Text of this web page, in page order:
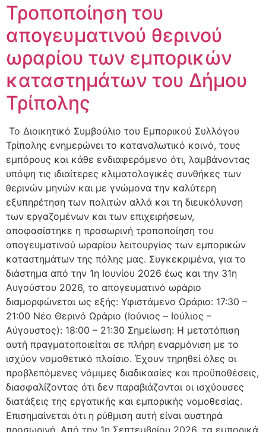
Τροποποίηση του
απογευματινού θερινού
ωραρίου των εμπορικών
καταστημάτων του Δήμου
Τρίπολης
Το Διοικητικό Συμβούλιο του Εμπορικού Συλλόγου
Τρίπολης ενημερώνει το καταναλωτικό κοινό, τους
εμπόρους και κάθε ενδιαφερόμενο ότι, λαμβάνοντας
υπόψη τις ιδιαίτερες κλιματολογικές συνθήκες των
θερινών μηνών και με γνώμονα την καλύτερη
εξυπηρέτηση των πολιτών αλλά και τη διευκόλυνση
των εργαζομένων και των επιχειρήσεων,
αποφασίστηκε η προσωρινή τροποποίηση του
απογευματινού ωραρίου λειτουργίας των εμπορικών
καταστημάτων της πόλης μας. Συγκεκριμένα, για το
διάστημα από την 1η Ιουνίου 2026 έως και την 31η
Αυγούστου 2026, το απογευματινό ωράριο
διαμορφώνεται ως εξής: Υφιστάμενο Ωράριο: 17:30 –
21:00 Νέο Θερινό Ωράριο (Ιούνιος – Ιούλιος –
Αύγουστος): 18:00 – 21:30 Σημείωση: Η μετατόπιση
αυτή πραγματοποιείται σε πλήρη εναρμόνιση με το
ισχύον νομοθετικό πλαίσιο. Έχουν τηρηθεί όλες οι
προβλεπόμενες νόμιμες διαδικασίες και προϋποθέσεις,
διασφαλίζοντας ότι δεν παραβιάζονται οι ισχύουσες
διατάξεις της εργατικής και εμπορικής νομοθεσίας.
Επισημαίνεται ότι η ρύθμιση αυτή είναι αυστηρά
προσωρινή. Από την 1η Σεπτεμβρίου 2026, τα εμπορικά